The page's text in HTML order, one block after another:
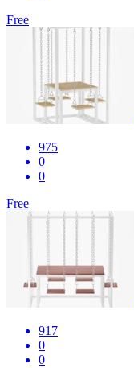
Free
975
0
0
Free
917
0
0